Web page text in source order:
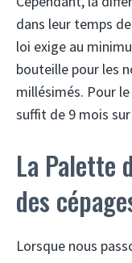
dans leur temps
loi exige au
bouteille pour les
millésimés. Pour
suffit de 9 mois
La Palette
des
Lorsque nous